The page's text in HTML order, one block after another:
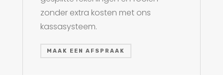
zonder extra kosten met ons
kassasysteem.
MAAK EEN AFSPRAAK